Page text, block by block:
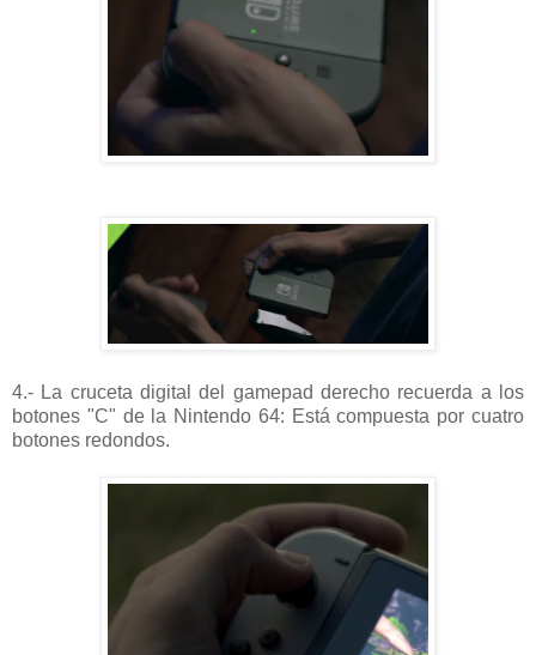
4.- La cruceta digital del gamepad derecho recuerda a los
botones "C" de la Nintendo 64: Está compuesta por cuatro
botones redondos.